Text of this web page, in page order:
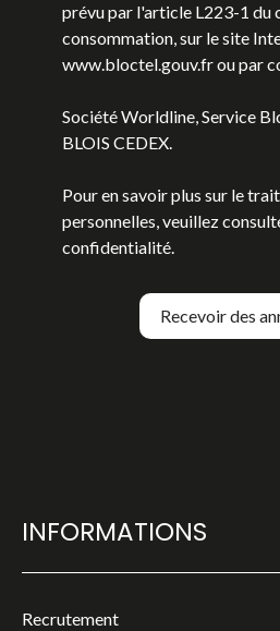
prévu par l'article L223-1 du
consommation, sur le site
www.bloctel.gouv.fr ou par
Société Worldline, Service
BLOIS CEDEX.
Pour en savoir plus sur le
personnelles, veuillez
confidentialité.
Recevoir des
INFORMATIONS
Recrutement